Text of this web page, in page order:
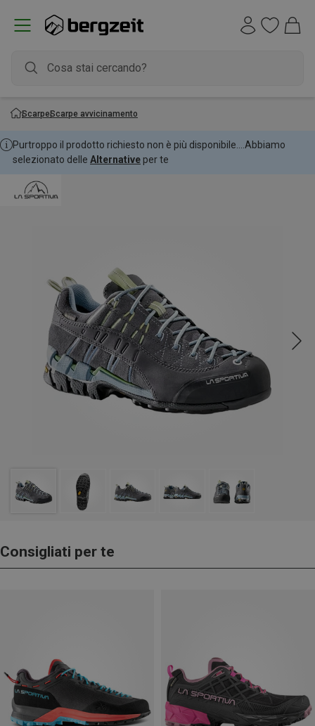
ScarpeScarpe avvicinamento
Purtroppo il prodotto richiesto non è più disponibile.... Abbiamo
selezionato delle Alternative per te
Consigliati per te